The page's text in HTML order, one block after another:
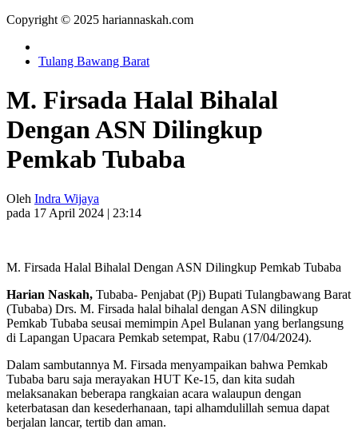
Copyright © 2025 hariannaskah.com
Tulang Bawang Barat
M. Firsada Halal Bihalal
Dengan ASN Dilingkup
Pemkab Tubaba
Oleh Indra Wijaya
pada 17 April 2024 | 23:14
M. Firsada Halal Bihalal Dengan ASN Dilingkup Pemkab Tubaba
Harian Naskah, Tubaba- Penjabat (Pj) Bupati Tulangbawang Barat
(Tubaba) Drs. M. Firsada halal bihalal dengan ASN dilingkup
Pemkab Tubaba seusai memimpin Apel Bulanan yang berlangsung
di Lapangan Upacara Pemkab setempat, Rabu (17/04/2024).
Dalam sambutannya M. Firsada menyampaikan bahwa Pemkab
Tubaba baru saja merayakan HUT Ke-15, dan kita sudah
melaksanakan beberapa rangkaian acara walaupun dengan
keterbatasan dan kesederhanaan, tapi alhamdulillah semua dapat
berjalan lancar, tertib dan aman.